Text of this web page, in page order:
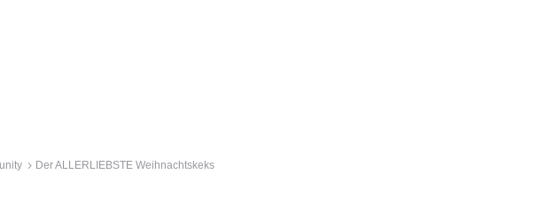
Der ALLERLIEBSTE Weihnachtskeks